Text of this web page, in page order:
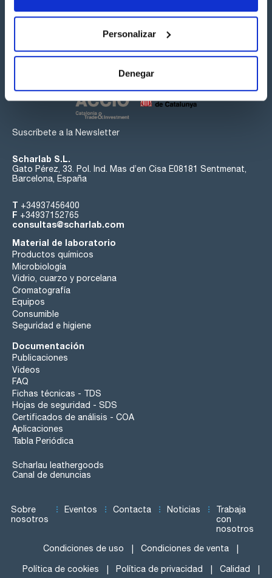
Personalizar
Denegar
Síguenos:
Suscríbete a la Newsletter
Scharlab S.L.
Gato Pérez, 33. Pol. Ind. Mas d’en Cisa E08181 Sentmenat,
Barcelona, España
T +34937456400
F +34937152765
consultas@scharlab.com
Material de laboratorio
Productos químicos
Microbiología
Vidrio, cuarzo y porcelana
Cromatografía
Equipos
Consumible
Seguridad e higiene
Documentación
Publicaciones
Videos
FAQ
Fichas técnicas - TDS
Hojas de seguridad - SDS
Certificados de análisis - COA
Aplicaciones
Tabla Periódica
Scharlau leathergoods
Canal de denuncias
Sobre
nosotros
Eventos Contacta Noticias
Trabaja
con
nosotros
Condiciones de uso Condiciones de venta
Política de cookies Política de privacidad Calidad